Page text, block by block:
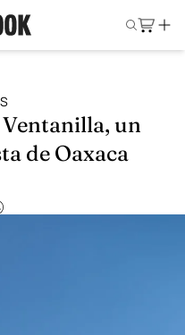
Ventanilla, un
de Oaxaca